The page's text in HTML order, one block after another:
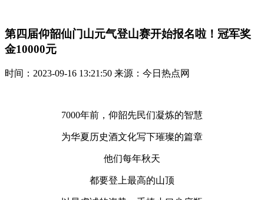
第四届仰韶仙门山元气登山赛开始报名啦！冠军奖
金10000元
时间：2023-09-16 13:21:50 来源：今日热点网
7000年前，仰韶先民们凝炼的智慧
为华夏历史酒文化写下璀璨的篇章
他们每年秋天
都要登上最高的山顶